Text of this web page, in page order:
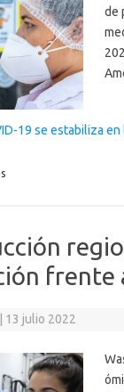
de
19 se estabiliza
frente
13 julio 2022